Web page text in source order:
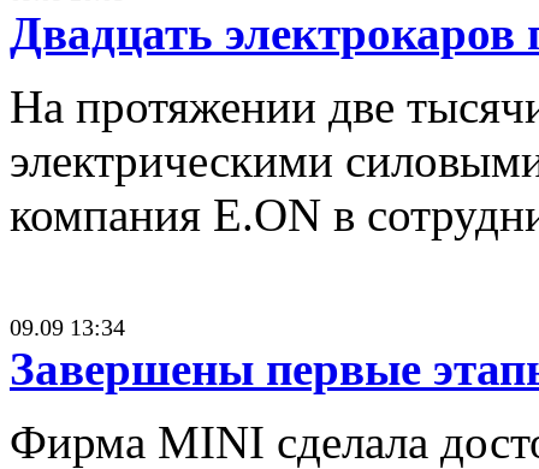
Двадцать
На протяжении две
электрическими
компания E.ON в
09.09 13:34
Завершены первые
Фирма MINI сделала